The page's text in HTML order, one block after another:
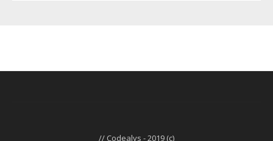
// Codealys - 2019 (c)